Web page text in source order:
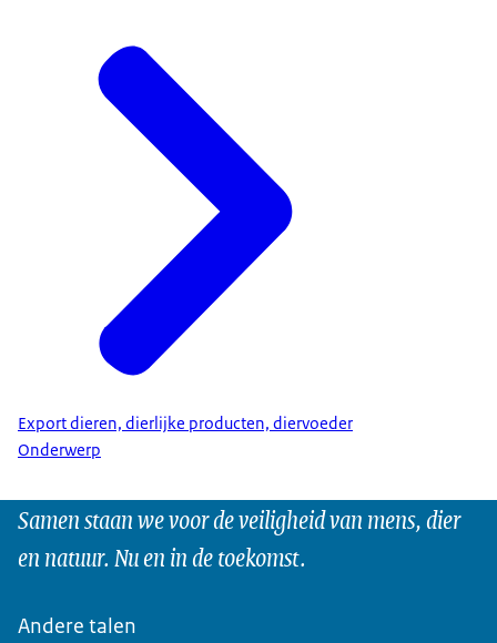
Export dieren, dierlijke producten, diervoeder
Onderwerp
Samen staan we voor de veiligheid van mens, dier
en natuur. Nu en in de toekomst.
Andere talen